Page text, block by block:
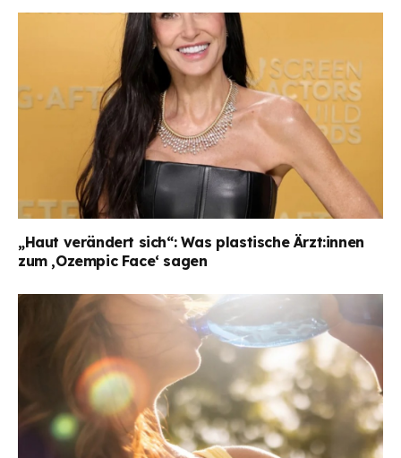
„Haut verändert sich“: Was plastische Ärzt:innen
zum ‚Ozempic Face‘ sagen